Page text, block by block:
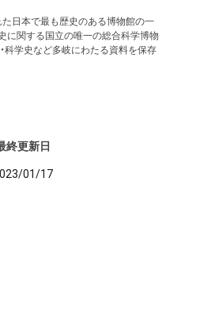
た日本で最も歴史のある博物館の一
に関する国立の唯一の総合科学博物
科学史など多岐にわたる資料を保存
終更新日
01/17